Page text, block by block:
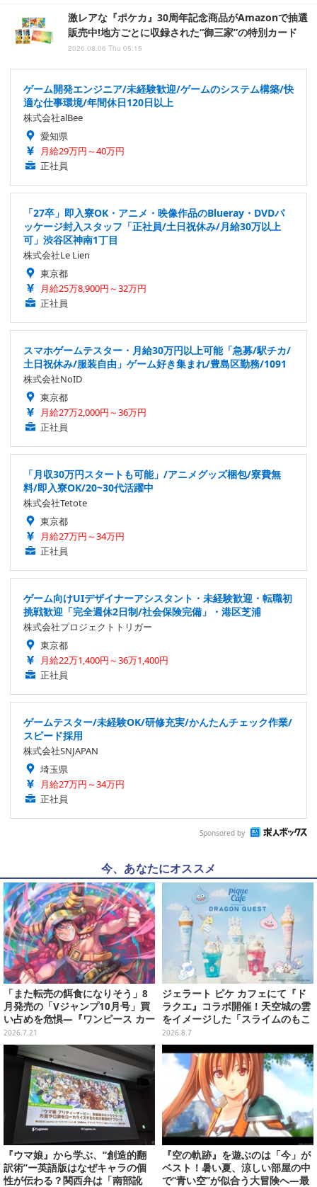
激レアな『ポケカ』30周年記念商品がAmazonで抽選
販売中!地方ごとに収録された“御三家”の特別カード
2026.08.06 Thu 05:15
ゲーム開発エンジニア/未経験歓迎/ゲームのシステム構築/快
適な仕事環境/年間休日120日以上
株式会社alBee
愛知県
月給29万円～40万円
正社員
「27卒」即入寮OK・アニメ・映像作品のBlueray・DVDパ
ッケージ封入スタッフ「正社員/土日祝休み/月給30万以上
可」渋谷区神南1丁目
株式会社Le Lien
東京都
月給25万8,900円～32万円
正社員
スマホゲームテスター・月給30万円以上可能「急募/駅チカ/
土日祝休み/服装自由」ゲーム好き集まれ/豊島区勤務/1091
株式会社NoID
東京都
月給27万2,000円～36万円
正社員
「月収30万円スタートも可能」/アニメグッズ梱包/寮費無
料/即入寮OK/20~30代活躍中
株式会社Tetote
東京都
月給27万円～34万円
正社員
ゲーム向けUIデザイナーアシスタント・未経験歓迎・転職初
挑戦歓迎「完全週休2日制/社会保険完備」・港区芝浦
株式会社プロジェクトトリガー
東京都
月給22万1,400円～36万1,400円
正社員
ゲームテスター/未経験OK/研修充実/かんたんチェック作業/
スピード採用
株式会社SNJAPAN
埼玉県
月給27万円～34万円
正社員
Sponsored by
今、あなたにオススメ
「また転売の餌食になりそう」8
月発売の「Vジャンプ10月号」買
い占めを危惧―『ワンピース カー
ド』付録中止もやまぬ不安
2026.7.21
ジェラート ピケ カフェにて『ド
ラクエ』コラボ開催！天空城の雲
をイメージした「スライムのもこ
もこ天空クレープ」などを提供
2026.8.7
『ウマ娘』から学ぶ、“創造的翻
訳術”ー英語版はなぜキャラの個
性が伝わる？関西弁は「南部訛
『空の軌跡』を遊ぶのは「今」が
ベスト！暑い夏、涼しい部屋の中
で“青い空”が似合う大冒険へ―最